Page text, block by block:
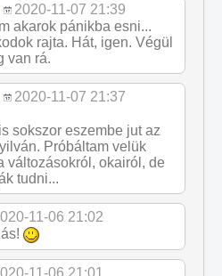
2020-11-07 21:39
akarok pánikba esni...
rajta. Hát, igen. Végül
van rá.
2020-11-07 21:37
sokszor eszembe jut az
Próbáltam velük
változásokról, okairól, de
tudni...
11-06 21:02
11-06 21:01